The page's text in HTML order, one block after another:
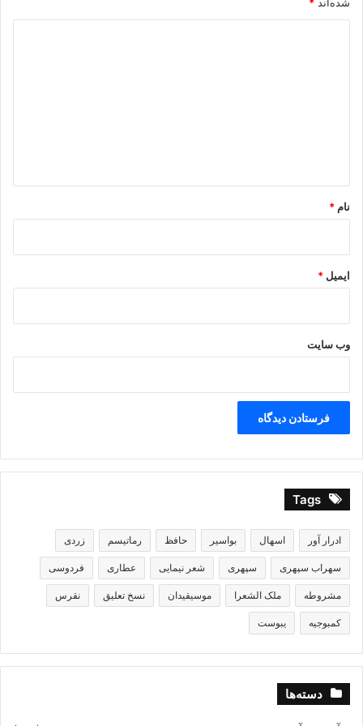
.
نام *
ایمیل *
وب‌ سایت
Tags
ادرار آور اسهال بواسیر حافظ رماتیسم زردی
سهراب سپهری سپهری شعر نیمایی عطاری فردوسی
مشروطه ملک الشعرا موسیقیدان نسخ تعلیق نقرس
کمبوجیه یبوست
دسته‌ها